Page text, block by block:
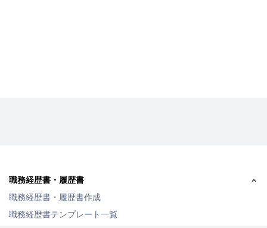
職務経歴書・履歴書
職務経歴書・履歴書作成
職務経歴書テンプレート一覧